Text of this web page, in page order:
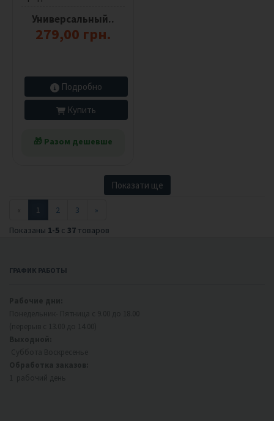
Универсальный..
279,00 грн.
Подробно
Купить
🎁 Разом дешевше
Показати ще
« 1 2 3
»
Показаны 1-5 с 37 товаров
ГРАФИК РАБОТЫ